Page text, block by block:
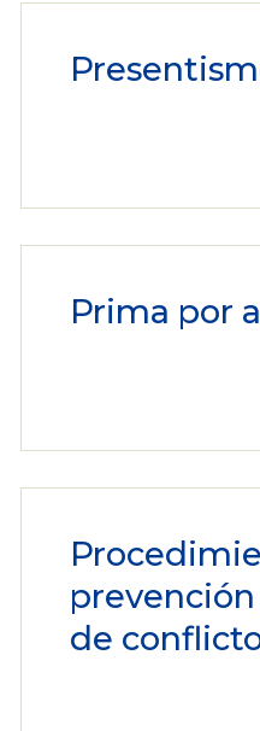
Prima por
de